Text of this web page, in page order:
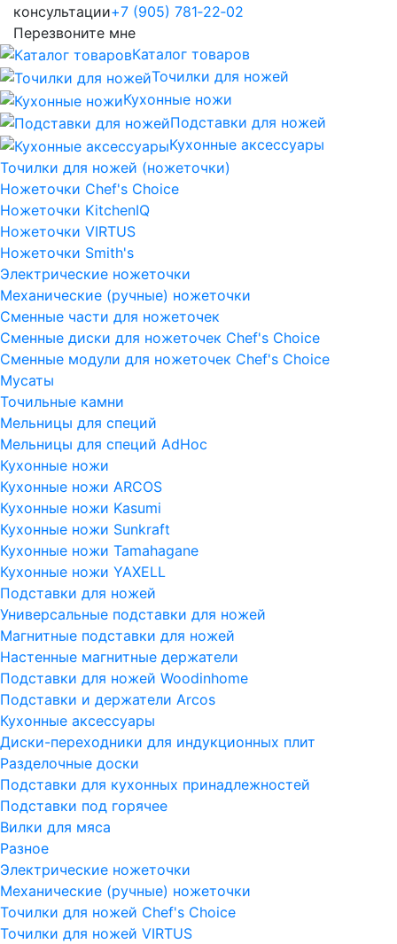
консультации+7 (905) 781‑22‑02
Перезвоните мне
Каталог товаров
Точилки для ножей
Кухонные ножи
Подставки для ножей
Кухонные аксессуары
Точилки для ножей (ножеточки)
Ножеточки Chef's Choice
Ножеточки KitchenIQ
Ножеточки VIRTUS
Ножеточки Smith's
Электрические ножеточки
Механические (ручные) ножеточки
Сменные части для ножеточек
Сменные диски для ножеточек Chef's Choice
Сменные модули для ножеточек Chef's Choice
Мусаты
Точильные камни
Мельницы для специй
Мельницы для специй AdHoc
Кухонные ножи
Кухонные ножи ARCOS
Кухонные ножи Kasumi
Кухонные ножи Sunkraft
Кухонные ножи Tamahagane
Кухонные ножи YAXELL
Подставки для ножей
Универсальные подставки для ножей
Магнитные подставки для ножей
Настенные магнитные держатели
Подставки для ножей Woodinhome
Подставки и держатели Arcos
Кухонные аксессуары
Диски-переходники для индукционных плит
Разделочные доски
Подставки для кухонных принадлежностей
Подставки под горячее
Вилки для мяса
Разное
Электрические ножеточки
Механические (ручные) ножеточки
Точилки для ножей Chef's Choice
Точилки для ножей VIRTUS